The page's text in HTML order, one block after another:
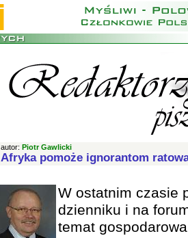
autor: Piotr Gawlicki
Afryka pomoże ignorantom
W ostatnim czasie
dzienniku i na
temat